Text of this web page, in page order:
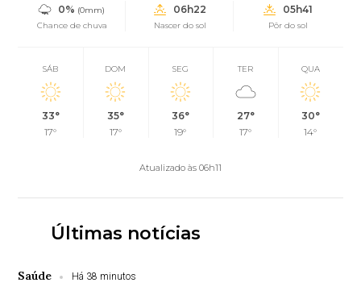
0% (0mm)
Chance de chuva
06h22
Nascer do sol
05h41
Pôr do sol
SÁB
33°
17°
DOM
35°
17°
SEG
36°
19°
TER
27°
17°
QUA
30°
14°
Atualizado às 06h11
Últimas notícias
Saúde Há 38 minutos